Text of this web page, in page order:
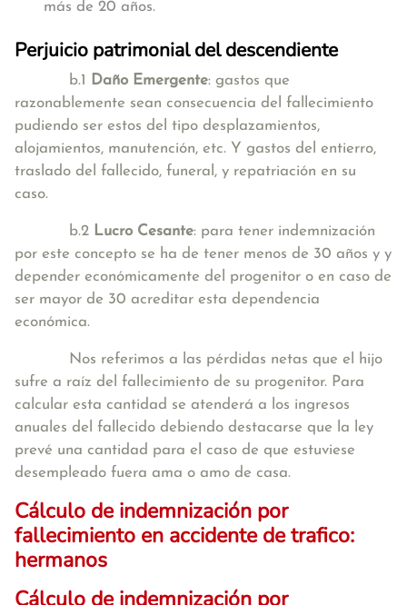
más de 20 años.
Perjuicio patrimonial del descendiente
b.1 Daño Emergente: gastos que
razonablemente sean consecuencia del fallecimiento
pudiendo ser estos del tipo desplazamientos,
alojamientos, manutención, etc. Y gastos del entierro,
traslado del fallecido, funeral, y repatriación en su
caso.
b.2 Lucro Cesante: para tener indemnización
por este concepto se ha de tener menos de 30 años y y
depender económicamente del progenitor o en caso de
ser mayor de 30 acreditar esta dependencia
económica.
Nos referimos a las pérdidas netas que el hijo
sufre a raíz del fallecimiento de su progenitor. Para
calcular esta cantidad se atenderá a los ingresos
anuales del fallecido debiendo destacarse que la ley
prevé una cantidad para el caso de que estuviese
desempleado fuera ama o amo de casa.
Cálculo de indemnización por
fallecimiento en accidente de trafico:
hermanos
Cálculo de indemnización por